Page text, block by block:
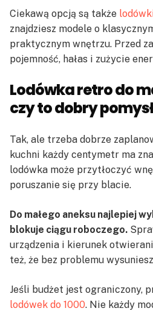
Ciekawą opcją są także
znajdziesz modele o
praktycznym wnętrzu. Przed
pojemność, hałas i zużycie
Lodówka retro do
czy to dobry
Tak, ale trzeba dobrze
kuchni każdy centymetr ma
lodówka może przytłoczyć
poruszanie się przy blacie.
Do małego aneksu najlepiej
blokuje ciągu roboczego.
urządzenia i kierunek
też, że bez problemu
Jeśli budżet jest ograniczony,
lodówek do 1000. Nie każdy